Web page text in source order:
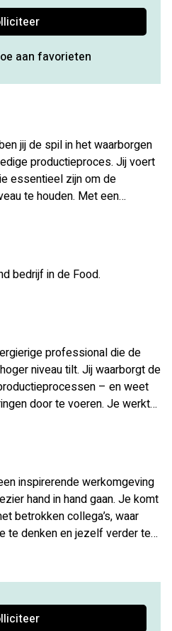
aan favorieten
jij de spil in het waarborgen
productieproces. Jij voert
essentieel zijn om de
te houden. Met een
je de kwaliteit van
specificaties. Daarnaast
vragen. Ook
uiteenlopende
audits,
registraties en rapportages.
bedrijf in de Food.
professional die de
niveau tilt. Jij waarborgt de
– en weet
door te voeren. Je werkt
voor je werk
inspirerende werkomgeving
hand in hand gaan. Je komt
betrokken collega’s, waar
te denken en jezelf verder te